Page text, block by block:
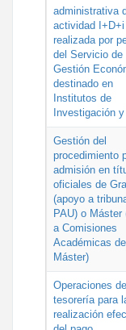
administrativa
actividad I+D+i
realizada por
del Servicio de
Gestión
destinado en
Institutos de
Investigación
Gestión del
procedimiento
admisión en
oficiales de
(apoyo a
PAU) o Máster
a Comisiones
Académicas de
Máster)
Operaciones de
tesorería para
realización